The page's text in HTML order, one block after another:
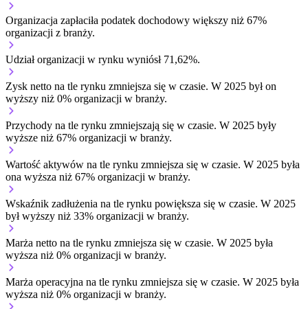
Organizacja zapłaciła podatek dochodowy większy niż 67%
organizacji z branży.
Udział organizacji w rynku wyniósł 71,62%.
Zysk netto na tle rynku zmniejsza się w czasie. W 2025 był on
wyższy niż 0% organizacji w branży.
Przychody na tle rynku zmniejszają się w czasie. W 2025 były
wyższe niż 67% organizacji w branży.
Wartość aktywów na tle rynku zmniejsza się w czasie. W 2025 była
ona wyższa niż 67% organizacji w branży.
Wskaźnik zadłużenia na tle rynku powiększa się w czasie. W 2025
był wyższy niż 33% organizacji w branży.
Marża netto na tle rynku zmniejsza się w czasie. W 2025 była
wyższa niż 0% organizacji w branży.
Marża operacyjna na tle rynku zmniejsza się w czasie. W 2025 była
wyższa niż 0% organizacji w branży.